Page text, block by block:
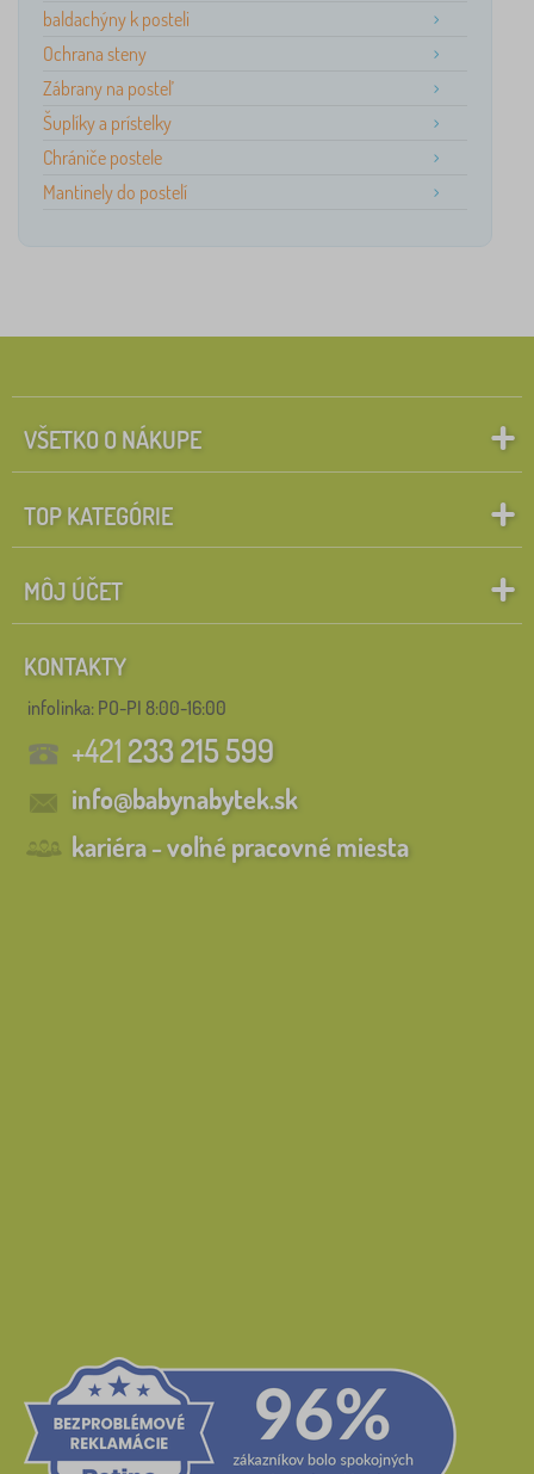
baldachýny k posteli
Ochrana steny
Zábrany na posteľ
Šuplíky a prístelky
Chrániče postele
Mantinely do postelí
VŠETKO O NÁKUPE
TOP KATEGÓRIE
MÔJ ÚČET
KONTAKTY
infolinka: PO-PI 8:00-16:00
+421233 215 599
info@babynabytek.sk
kariéra - voľné pracovné miesta